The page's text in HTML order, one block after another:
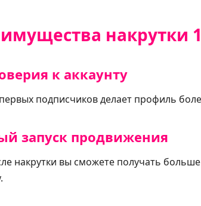
накрутки
к аккаунту
подписчиков делает профиль
запуск продвижения
накрутки вы сможете получать